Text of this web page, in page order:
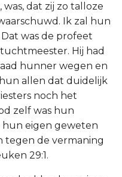
dat zij zo talloze
Ik zal hun
was de profeet
Hij had
hunner wegen en
allen dat duidelijk
noch het
zelf was hun
eigen geweten
tegen de vermaning
29:1.